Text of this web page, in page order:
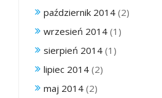
październik 2014 (2)
wrzesień 2014 (1)
sierpień 2014 (1)
lipiec 2014 (2)
maj 2014 (2)